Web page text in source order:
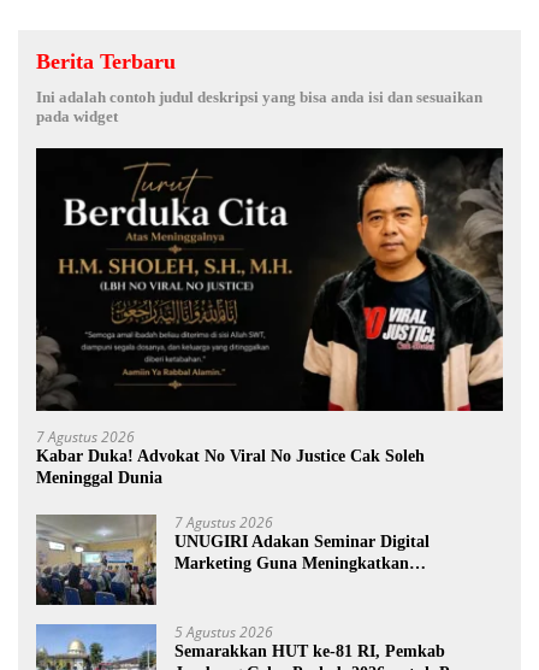
Berita Terbaru
Ini adalah contoh judul deskripsi yang bisa anda isi dan sesuaikan
pada widget
7 Agustus 2026
Kabar Duka! Advokat No Viral No Justice Cak Soleh
Meninggal Dunia
7 Agustus 2026
UNUGIRI Adakan Seminar Digital
Marketing Guna Meningkatkan
5 Agustus 2026
Semarakkan HUT ke-81 RI, Pemkab